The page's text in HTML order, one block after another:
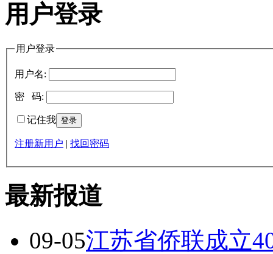
用户登录
用户登录
用户名:
密 码:
记住我
注册新用户 找回密码
最新报道
09-05江苏省侨联成立